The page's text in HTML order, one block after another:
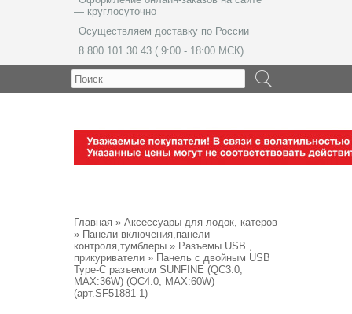
— круглосуточно
Осуществляем доставку по России
8 800 101 30 43 ( 9:00 - 18:00 МСК)
Главная » Аксессуары для лодок, катеров
» Панели включения,панели
контроля,тумблеры » Разъемы USB ,
прикуриватели » Панель с двойным USB
Type-C разъемом SUNFINE (QC3.0,
MAX:36W) (QC4.0, MAX:60W)
(арт.SF51881-1)